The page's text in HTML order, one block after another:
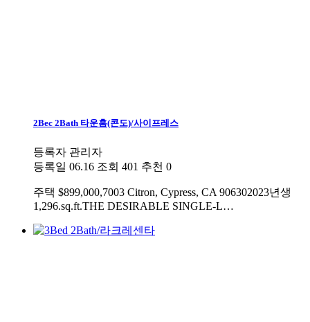
2Bec 2Bath 타운홈(콘도)/사이프레스
등록자 관리자
등록일 06.16 조회 401 추천 0
주택 $899,000,7003 Citron, Cypress, CA 906302023년생
1,296.sq.ft.THE DESIRABLE SINGLE-L…